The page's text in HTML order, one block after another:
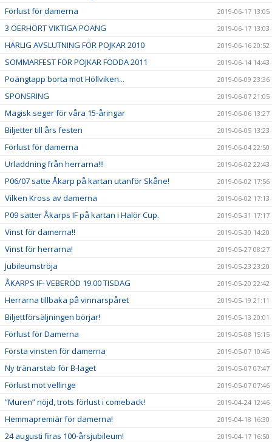
Förlust för damerna 2019-06-17 13:05
3 OERHÖRT VIKTIGA POÄNG 2019-06-17 13:03
HÄRLIG AVSLUTNING FÖR POJKAR 2010 2019-06-16 20:52
SOMMARFEST FÖR POJKAR FÖDDA 2011 2019-06-14 14:43
Poängtapp borta mot Höllviken... 2019-06-09 23:36
SPONSRING 2019-06-07 21:05
Magisk seger för våra 15-åringar 2019-06-06 13:27
Biljetter till års festen 2019-06-05 13:23
Förlust för damerna 2019-06-04 22:50
Urladdning från herrarna!!! 2019-06-02 22:43
P06/07 satte Åkarp på kartan utanför Skåne! 2019-06-02 17:56
Vilken Kross av damerna 2019-06-02 17:13
P09 sätter Åkarps IF på kartan i Halör Cup. 2019-05-31 17:17
Vinst för damerna!! 2019-05-30 14:20
Vinst för herrarna! 2019-05-27 08:27
Jubileumströja 2019-05-23 23:20
ÅKARPS IF- VEBERÖD 19.00 TISDAG 2019-05-20 22:42
Herrarna tillbaka på vinnarspåret 2019-05-19 21:11
Biljettförsäljningen börjar! 2019-05-13 20:01
Förlust för Damerna 2019-05-08 15:15
Första vinsten för damerna 2019-05-07 10:45
Ny tränarstab för B-laget 2019-05-07 07:47
Förlust mot vellinge 2019-05-07 07:46
”Muren” nöjd, trots förlust i comeback! 2019-04-24 12:46
Hemmapremiär för damerna! 2019-04-18 16:30
24 augusti firas 100-årsjubileum! 2019-04-17 16:50